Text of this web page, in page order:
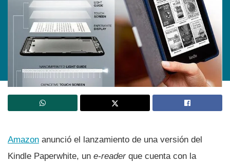
Amazon anunció el lanzamiento de una versión del
Kindle Paperwhite, un e-reader que cuenta con la